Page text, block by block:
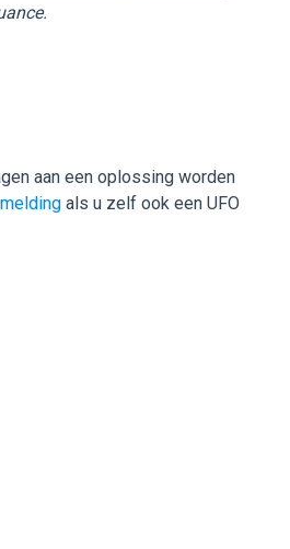
aan een oplossing worden
als u zelf ook een UFO